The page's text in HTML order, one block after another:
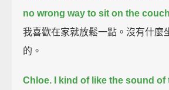
no wrong way to sit on the
我喜歡在家就放鬆一點。沒有什麼
的。
Chloe. I kind of like the sound of